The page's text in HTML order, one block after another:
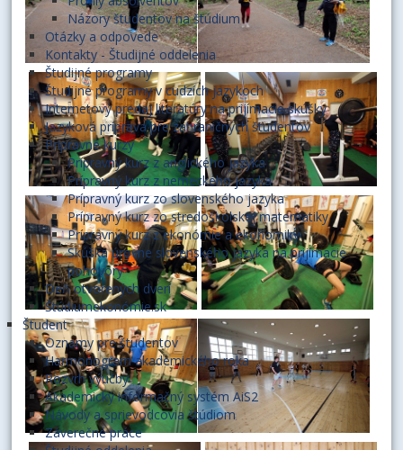
Názory študentov na štúdium
Otázky a odpovede
Kontakty - Študijné oddelenia
Študijné programy
Študijné programy v cudzích jazykoch
Internetový predaj literatúry na prijímacie skúšky
Jazyková príprava pre zahraničných študentov
Prípravné kurzy
Prípravný kurz z anglického jazyka
Prípravný kurz z nemeckého jazyka
Prípravný kurz zo slovenského jazyka
Prípravný kurz zo stredoškolskej matematiky
Prípravný kurz z ekonómie a ekonomiky
Skúška úrovne slovenského jazyka na prijímacie
pohovory
Deň otvorených dverí
Štúdiumekonómie.sk
Študent
Oznamy pre študentov
Harmonogram akademického roka
Rozvrh výučby
Akademický informačný systém AiS2
Návody a sprievodcovia štúdiom
Záverečné práce